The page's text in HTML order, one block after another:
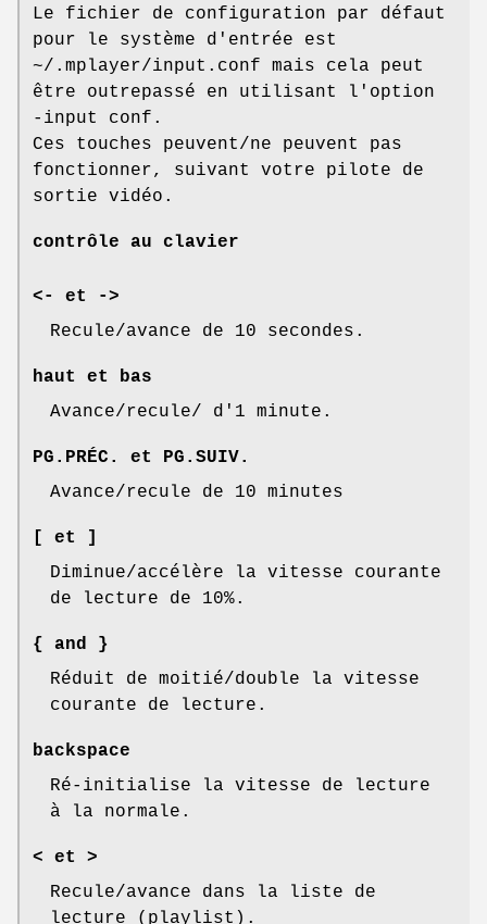
Le fichier de configuration par défaut
pour le système d'entrée est
~/.mplayer/input.conf mais cela peut
être outrepassé en utilisant l'option
-input conf.
Ces touches peuvent/ne peuvent pas
fonctionner, suivant votre pilote de
sortie vidéo.
contrôle au clavier
<- et ->
Recule/avance de 10 secondes.
haut et bas
Avance/recule/ d'1 minute.
PG.PRÉC. et PG.SUIV.
Avance/recule de 10 minutes
[ et ]
Diminue/accélère la vitesse courante
de lecture de 10%.
{ and }
Réduit de moitié/double la vitesse
courante de lecture.
backspace
Ré-initialise la vitesse de lecture
à la normale.
< et >
Recule/avance dans la liste de
lecture (playlist).